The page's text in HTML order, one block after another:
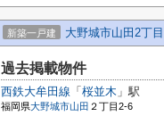
新築一戸建 大野城市山田2丁
過去掲載物件
西鉄大牟田線 「 桜並木 」駅
福岡県大野城市山田 ２丁目2-6